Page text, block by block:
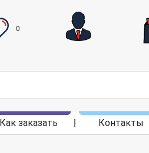
0
Как заказать Контакты